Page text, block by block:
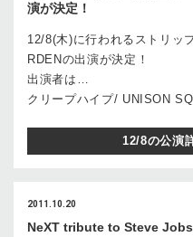
演が決定！
12/8(木)に行われるストリッ
RDENの出演が決定！
出演者は…
クリープハイプ/ UNISON
12/8の公演
2011.10.20
NeXT tribute to Steve Jobs